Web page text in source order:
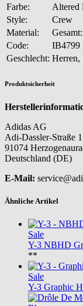
Farbe:
Altered
Style:
Crew
Material:
Code:
IB4799
Geschlecht: Herren,
Produktsicherheit
Adidas AG
Adi-Dassler-Straße 1
91074
Deutschland (DE)
E-Mail:
Ähnliche Artikel
Sale
Y-3 NBHD
**
Sale
Y-3 Graphic